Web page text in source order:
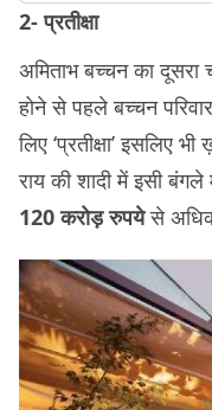
2- प्रतीक्षा
अमिताभ बच्चन का दूसरा
होने से पहले बच्चन
लिए ‘प्रतीक्षा’ इसलिए
राय की शादी में इसी
120 करोड़ रुपयेसे